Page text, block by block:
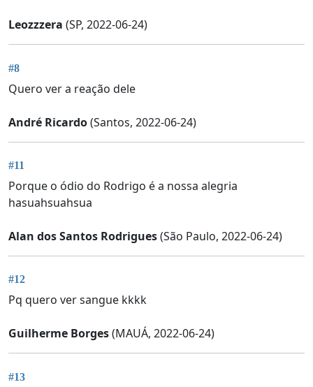
Leozzzera (SP, 2022-06-24)
#8
Quero ver a reação dele
André Ricardo(Santos, 2022-06-24)
#11
Porque o ódio do Rodrigo é a nossa alegria
hasuahsuahsua
Alan dos Santos Rodrigues(São Paulo, 2022-06-24)
#12
Pq quero ver sangue kkkk
Guilherme Borges(MAUÁ, 2022-06-24)
#13